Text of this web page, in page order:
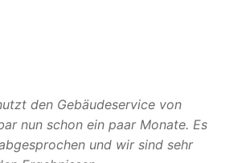
den Gebäudeservice von
nun schon ein paar Monate. Es
und wir sind sehr